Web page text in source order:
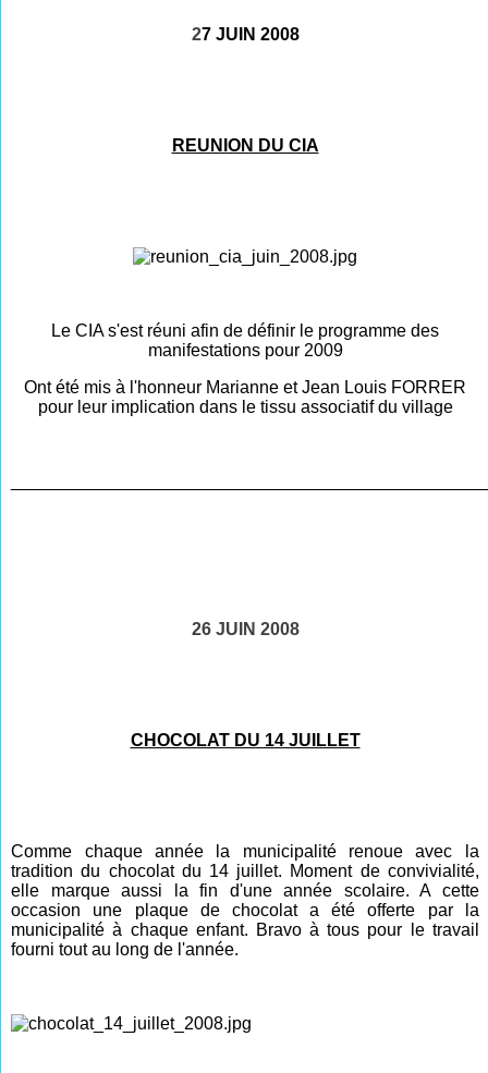
27 JUIN 2008
REUNION DU CIA
Le CIA s'est réuni afin de définir le programme des
manifestations pour 2009
Ont été mis à l'honneur Marianne et Jean Louis FORRER
pour leur implication dans le tissu associatif du village
26 JUIN 2008
CHOCOLAT DU 14 JUILLET
Comme chaque année la municipalité renoue avec la
tradition du chocolat du 14 juillet. Moment de convivialité,
elle marque aussi la fin d'une année scolaire. A cette
occasion une plaque de chocolat a été offerte par la
municipalité à chaque enfant. Bravo à tous pour le travail
fourni tout au long de l'année.